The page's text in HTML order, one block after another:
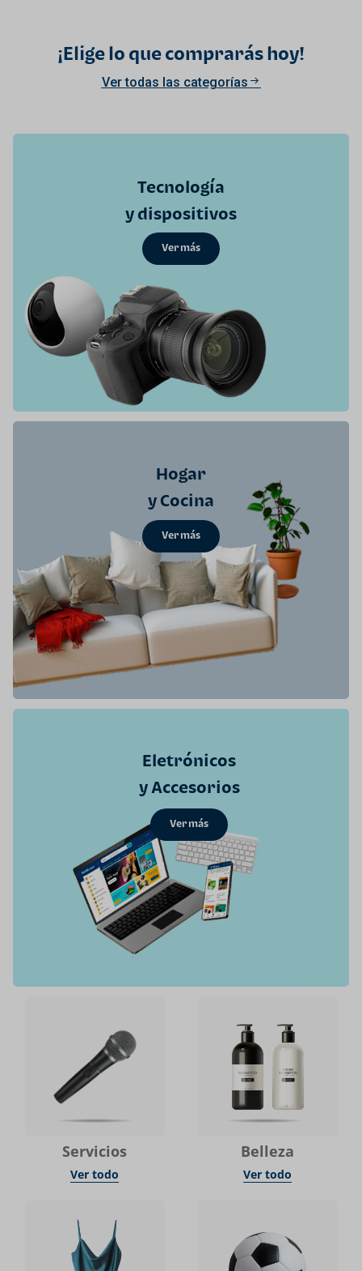
¡Elige lo que comprarás hoy!
Ver todas las categorías
Tecnología
y dispositivos
Ver más
Hogar
y Cocina
Ver más
Eletrónicos
y Accesorios
Ver más
Servicios
Ver todo
Belleza
Ver todo